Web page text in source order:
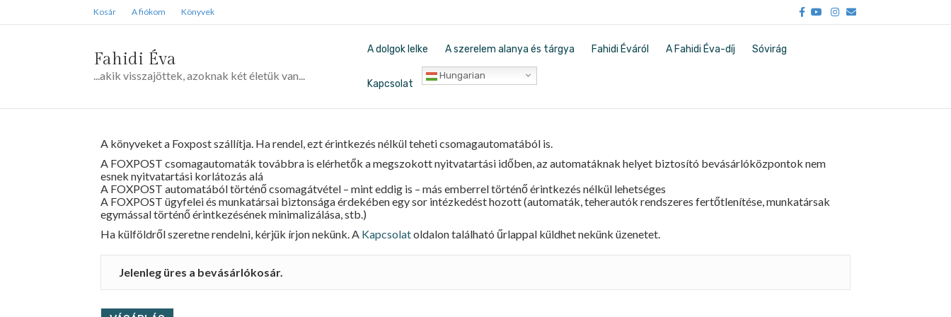
Kosár A fiókom Könyvek Facebook
YoutubeInstagram
Email
Fahidi Éva
...akik visszajöttek, azoknak két életük van...
A dolgok lelke A szerelem alanya és tárgya Fahidi Éváról A Fahidi Éva-díj Sóvirág
Kapcsolat
Hungarian
A könyveket a Foxpost szállítja. Ha rendel, ezt érintkezés nélkül teheti csomagautomatából is.
A FOXPOST csomagautomaták továbbra is elérhetők a megszokott nyitvatartási időben, az automatáknak helyet biztosító bevásárlóközpontok nem
esnek nyitvatartási korlátozás alá
A FOXPOST automatából történő csomagátvétel – mint eddig is – más emberrel történő érintkezés nélkül lehetséges
A FOXPOST ügyfelei és munkatársai biztonsága érdekében egy sor intézkedést hozott (automaták, teherautók rendszeres fertőtlenítése, munkatársak
egymással történő érintkezésének minimalizálása, stb.)
Ha külföldről szeretne rendelni, kérjük írjon nekünk. A Kapcsolatoldalon található űrlappal küldhet nekünk üzenetet.
Jelenleg üres a bevásárlókosár.